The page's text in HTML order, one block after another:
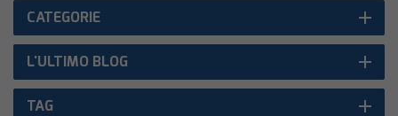
CATEGORIE
L'ULTIMO BLOG
TAG